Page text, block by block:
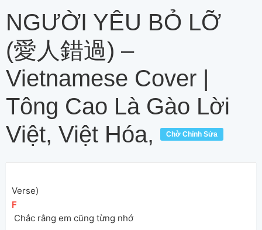
NGƯỜI YÊU BỎ LỠ
(愛人錯過) –
Vietnamese Cover |
Tông Cao Là Gào Lời
Việt, Việt Hóa,
Chờ Chỉnh Sửa
Verse)
[F
Chắc rằng em cũng từng nhớ